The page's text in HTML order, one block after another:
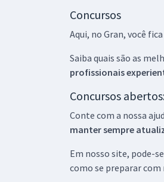
Concursos
Aqui, no Gran, você
Saiba quais são as
profissionais
Concursos
Conte com a nossa
manter sempre
Em nosso site, pode-
como se preparar